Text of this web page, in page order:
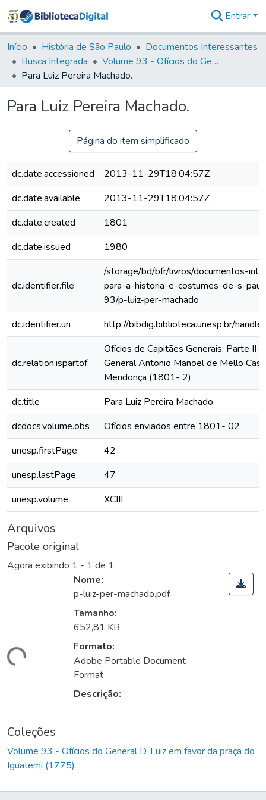
&
Coleções
Tudo na
Biblioteca
Estatísticas
Entrar
Início História de São Paulo
Documentos Interessantes
Busca Integrada
Volume 93 - Ofícios do General D. Luiz em favor da praça do Iguatemi (1775)
Para Luiz Pereira Machado.
Para Luiz Pereira Machado.
Página do item simplificado
dc.date.accessioned
2013-11-29T18:04:57Z
dc.date.available
2013-11-29T18:04:57Z
dc.date.created
1801
dc.date.issued
1980
dc.identifier.file
/storage/bd/bfr/livros/documentos-
para-a-historia-e-costumes-de-s-
93/p-luiz-per-machado
dc.identifier.uri
http://bibdig.biblioteca.unesp.br/
dc.relation.ispartof
Ofícios de Capitães Generais: Parte II-
General Antonio Manoel de Mello
Mendonça (1801- 2)
dc.title
Para Luiz Pereira Machado.
dcdocs.volume.obs
Ofícios enviados entre 1801- 02
unesp.firstPage
42
unesp.lastPage
47
unesp.volume
XCIII
Arquivos
Pacote original
Agora exibindo 1 - 1 de 1
Nome:
p-luiz-per-machado.pdf
Tamanho:
652,81 KB
Formato:
Adobe Portable Document
Format
Descrição:
Coleções
Volume 93 - Ofícios do General D. Luiz em favor da praça do
Iguatemi (1775)